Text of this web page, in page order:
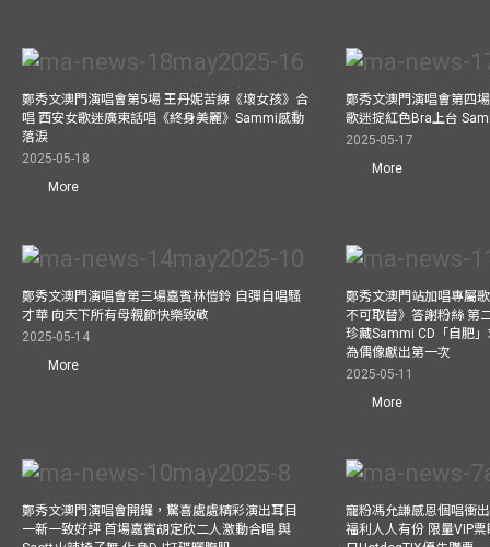
鄭秀文澳門演唱會第5場 王丹妮苦練《壞女孩》合
唱 西安女歌迷廣東話唱《終身美麗》Sammi感動
落淚
2025-05-18
More
鄭秀文澳門演唱會第四
歌迷掟紅色Bra上台
2025-05-17
More
鄭秀文澳門演唱會第三場嘉賓林愷鈴 自彈自唱騷
才華 向天下所有母親節快樂致敬
2025-05-14
More
鄭秀文澳門站加唱專屬
不可取替》答謝粉絲 第
珍藏Sammi CD「自肥
為偶像獻出第一次
2025-05-11
More
鄭秀文澳門演唱會開鑼，驚喜處處精彩演出耳目
一新一致好評 首場嘉賓胡定欣二人激動合唱 與
寵粉馮允謙感恩個唱衝
福利人人有份 限量VIP